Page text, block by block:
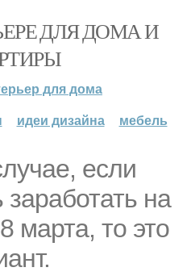
ДЛЯ ДОМА И
для дома
идеи дизайна мебель
если
на
марта, то это